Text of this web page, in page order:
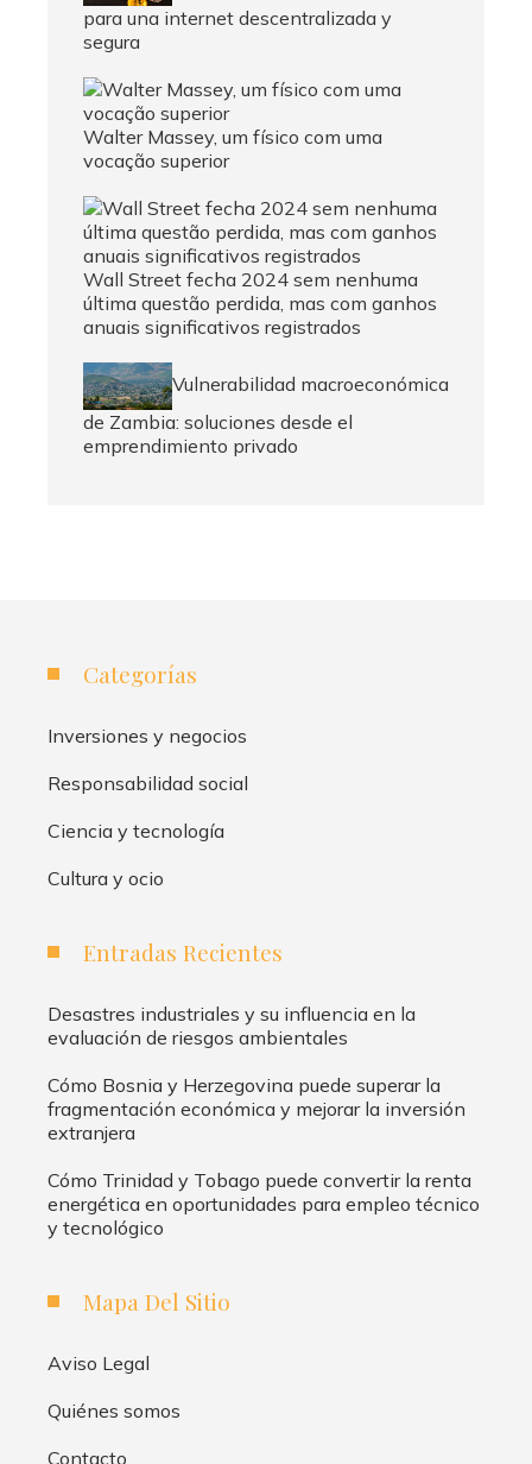
para una internet descentralizada y
segura
Walter Massey, um físico com uma
vocação superior
Wall Street fecha 2024 sem nenhuma
última questão perdida, mas com ganhos
anuais significativos registrados
Vulnerabilidad macroeconómica
de Zambia: soluciones desde el
emprendimiento privado
Categorías
Inversiones y negocios
Responsabilidad social
Ciencia y tecnología
Cultura y ocio
Entradas Recientes
Desastres industriales y su influencia en la
evaluación de riesgos ambientales
Cómo Bosnia y Herzegovina puede superar la
fragmentación económica y mejorar la inversión
extranjera
Cómo Trinidad y Tobago puede convertir la renta
energética en oportunidades para empleo técnico
y tecnológico
Mapa Del Sitio
Aviso Legal
Quiénes somos
Contacto